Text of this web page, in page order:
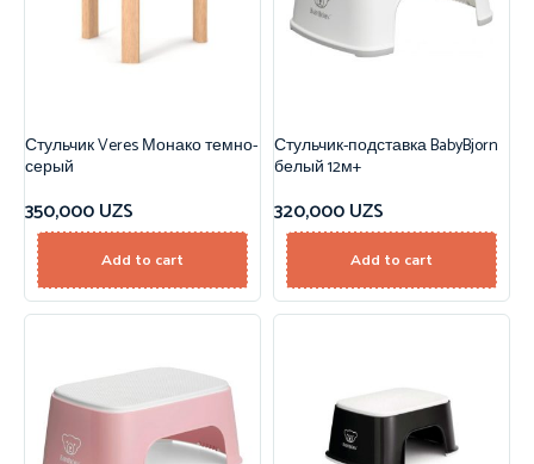
Стульчик Veres Монако темно-
серый
350,000UZS
Add to cart
Стульчик-подставка BabyBjorn
белый 12м+
320,000UZS
Add to cart